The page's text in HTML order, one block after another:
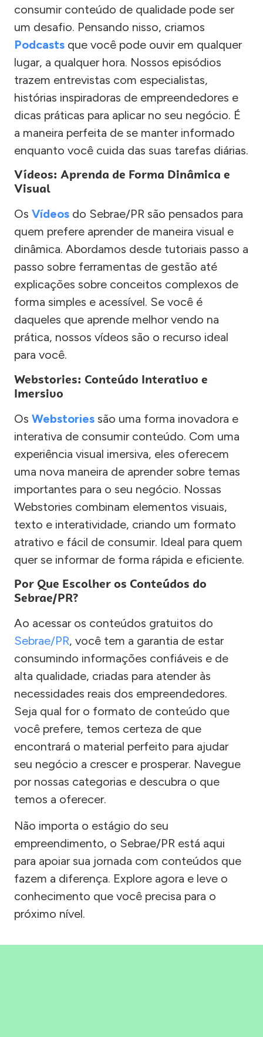
consumir conteúdo de qualidade pode ser
um desafio. Pensando nisso, criamos
Podcasts que você pode ouvir em qualquer
lugar, a qualquer hora. Nossos episódios
trazem entrevistas com especialistas,
histórias inspiradoras de empreendedores e
dicas práticas para aplicar no seu negócio. É
a maneira perfeita de se manter informado
enquanto você cuida das suas tarefas diárias.
Vídeos: Aprenda de Forma Dinâmica e
Visual
Os Vídeos do Sebrae/PR são pensados para
quem prefere aprender de maneira visual e
dinâmica. Abordamos desde tutoriais passo a
passo sobre ferramentas de gestão até
explicações sobre conceitos complexos de
forma simples e acessível. Se você é
daqueles que aprende melhor vendo na
prática, nossos vídeos são o recurso ideal
para você.
Webstories: Conteúdo Interativo e
Imersivo
Os Webstories são uma forma inovadora e
interativa de consumir conteúdo. Com uma
experiência visual imersiva, eles oferecem
uma nova maneira de aprender sobre temas
importantes para o seu negócio. Nossas
Webstories combinam elementos visuais,
texto e interatividade, criando um formato
atrativo e fácil de consumir. Ideal para quem
quer se informar de forma rápida e eficiente.
Por Que Escolher os Conteúdos do
Sebrae/PR?
Ao acessar os conteúdos gratuitos do
Sebrae/PR, você tem a garantia de estar
consumindo informações confiáveis e de
alta qualidade, criadas para atender às
necessidades reais dos empreendedores.
Seja qual for o formato de conteúdo que
você prefere, temos certeza de que
encontrará o material perfeito para ajudar
seu negócio a crescer e prosperar. Navegue
por nossas categorias e descubra o que
temos a oferecer.
Não importa o estágio do seu
empreendimento, o Sebrae/PR está aqui
para apoiar sua jornada com conteúdos que
fazem a diferença. Explore agora e leve o
conhecimento que você precisa para o
próximo nível.